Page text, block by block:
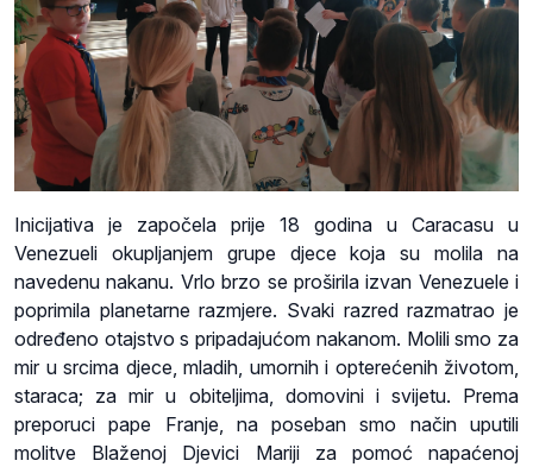
Inicijativa je započela prije 18 godina u Caracasu u
Venezueli okupljanjem grupe djece koja su molila na
navedenu nakanu. Vrlo brzo se proširila izvan Venezuele i
poprimila planetarne razmjere. Svaki razred razmatrao je
određeno otajstvo s pripadajućom nakanom. Molili smo za
mir u srcima djece, mladih, umornih i opterećenih životom,
staraca; za mir u obiteljima, domovini i svijetu. Prema
preporuci pape Franje, na poseban smo način uputili
molitve Blaženoj Djevici Mariji za pomoć napaćenoj